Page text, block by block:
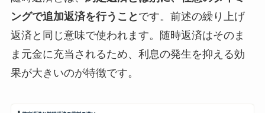
ングで追加返済を行うこと です。前述の繰り上げ
返済と同じ意味で使われます。随時返済はそのま
ま元金に充当されるため、利息の発生を抑える効
果が大きいのが特徴です。